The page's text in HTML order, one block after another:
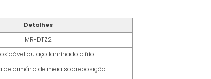
Detalhes
MR-DTZ2
ou aço laminado a frio
de armário de meia sobreposição